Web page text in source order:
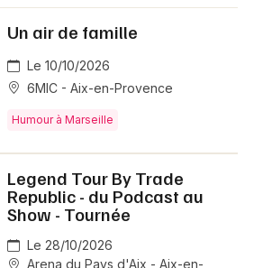
Un air de famille
Le 10/10/2026
6MIC - Aix-en-Provence
Humour à Marseille
Legend Tour By Trade
Republic - du Podcast au
Show - Tournée
Le 28/10/2026
Arena du Pays d'Aix - Aix-en-